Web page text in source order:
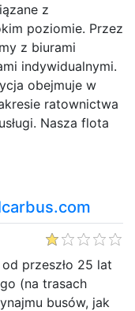
z
poziomie. Przez
z biurami
indywidualnymi.
obejmuje w
ratownictwa
Nasza flota
przeszło 25 lat
(na trasach
busów, jak